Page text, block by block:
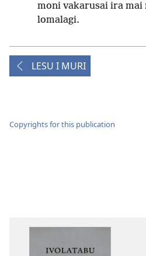
moni vakarusai ira
lomalagi.
LESU I MURI
Copyrights for this publication